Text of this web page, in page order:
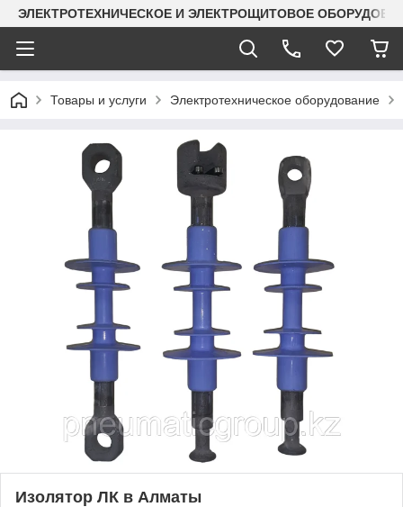
ЭЛЕКТРОТЕХНИЧЕСКОЕ И ЭЛЕКТРОЩИТОВОЕ
Товары и услуги Электротехническое оборудование
Изолятор ЛК в Алматы